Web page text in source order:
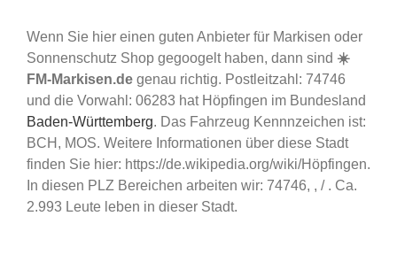
Wenn Sie hier einen guten Anbieter für Markisen oder
Sonnenschutz Shop gegoogelt haben, dann sind ☀️
FM-Markisen.de genau richtig. Postleitzahl: 74746
und die Vorwahl: 06283 hat Höpfingen im Bundesland
Baden-Württemberg. Das Fahrzeug Kennnzeichen ist:
BCH, MOS. Weitere Informationen über diese Stadt
finden Sie hier: https://de.wikipedia.org/wiki/Höpfingen.
In diesen PLZ Bereichen arbeiten wir: 74746, , / . Ca.
2.993 Leute leben in dieser Stadt.